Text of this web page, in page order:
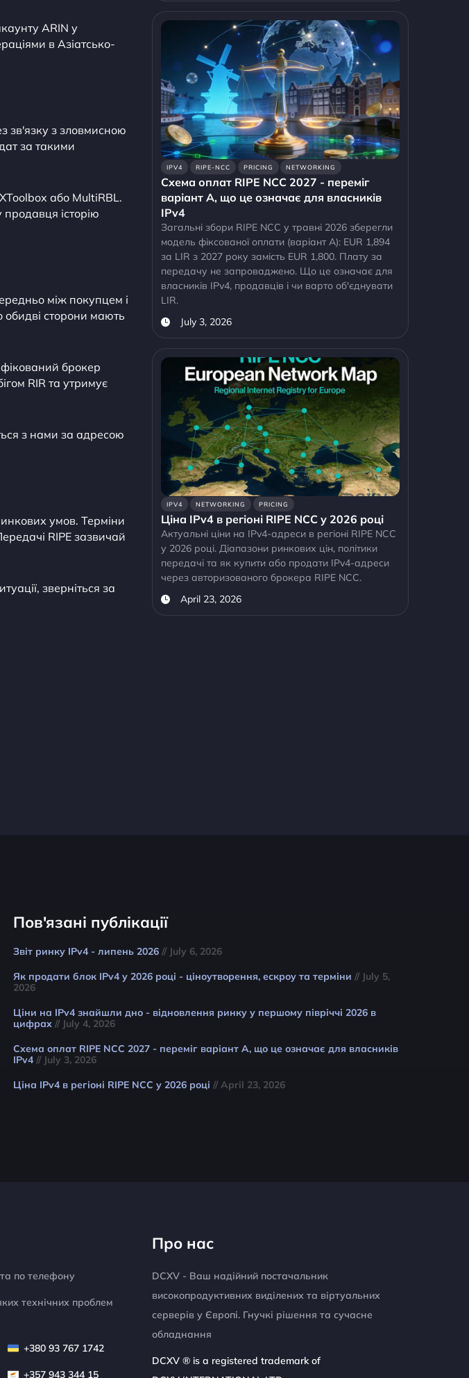
ARIN у
в Азіатсько-
зв'язку з зловмисною
за такими
або MultiRBL.
історію
між покупцем і
обидві сторони мають
брокер
RIR та утримує
з нами за адресою
умов. Терміни
RIPE зазвичай
зверніться за
IPV4 RIPE-NCC PRICING NETWORKING
Схема оплат RIPE NCC 2027 - переміг
варіант A, що це означає для власників
IPv4
Загальні збори RIPE NCC у травні 2026 зберегли
модель фіксованої оплати (варіант A): EUR 1,894
за LIR з 2027 року замість EUR 1,800. Плату за
передачу не запроваджено. Що це означає для
власників IPv4, продавців і чи варто об'єднувати
LIR.
July 3, 2026
IPV4 NETWORKING PRICING
Ціна IPv4 в регіоні RIPE NCC у 2026 році
Актуальні ціни на IPv4-адреси в регіоні RIPE NCC
у 2026 році. Діапазони ринкових цін, політики
передачі та як купити або продати IPv4-адреси
через авторизованого брокера RIPE NCC.
April 23, 2026
Пов'язані публікації
Звіт ринку IPv4 - липень 2026 // July 6, 2026
Як продати блок IPv4 у 2026 році - ціноутворення, ескроу та терміни // July 5,
2026
Ціни на IPv4 знайшли дно - відновлення ринку у першому півріччі 2026 в
цифрах // July 4, 2026
Схема оплат RIPE NCC 2027 - переміг варіант A, що це означає для власників
IPv4// July 3, 2026
Ціна IPv4 в регіоні RIPE NCC у 2026 році // April 23, 2026
по телефону
технічних проблем
+380 93 767 1742
+357 943 344 15
Про нас
DCXV - Ваш надійний постачальник
високопродуктивних виділених та віртуальних
серверів у Європі. Гнучкі рішення та сучасне
обладнання
DCXV ® is a registered trademark of